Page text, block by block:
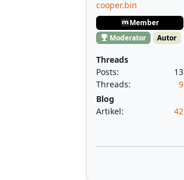
cooper.bin
Member
Moderator
Autor
Threads
Posts:
13
Threads:
9
Blog
Artikel:
42